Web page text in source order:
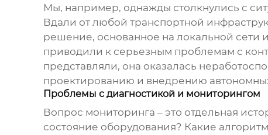
Мы, например, однажды столкнулись с
Вдали от любой транспортной
решение, основанное на локальной сети
приводили к серьезным проблемам с
представляли, она оказалась
проектированию и внедрению
Проблемы с диагностикой и мониторингом
Вопрос мониторинга – это отдельная
состояние оборудования? Какие